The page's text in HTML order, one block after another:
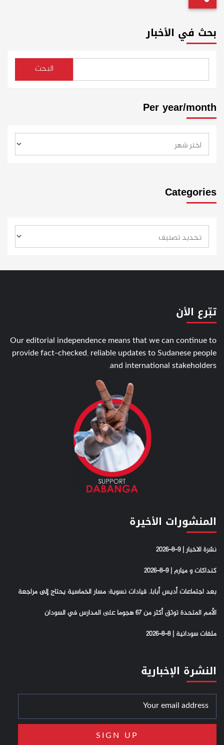
بحث في الأخبار
البحث
Per year/month
Categories
تبّرع الأن
Our editorial independence means that we can continue to
provide fact-checked, reliable updates to Sudanese people
and international stakeholders.
المنشورات الأخيرة
نشرة الاخبار | 9-8-2026
كنداكات و ميارم | 9-8-2026
بعد اجتماعات أديس أبابا.. قيادات نسوية: مسار الخماسية يحتاج إلى مراجعة
الأمم المتحدة توثق أكثر من 67 هجوما على المدارس في السودان
ملفات سودانية | 8-8-2026
النشرة الإخبارية